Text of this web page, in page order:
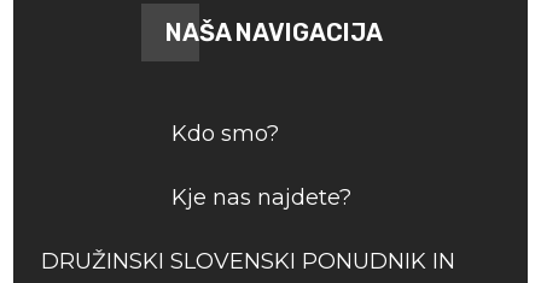
NAŠA NAVIGACIJA
Kdo smo?
Kje nas najdete?
DRUŽINSKI SLOVENSKI PONUDNIK IN